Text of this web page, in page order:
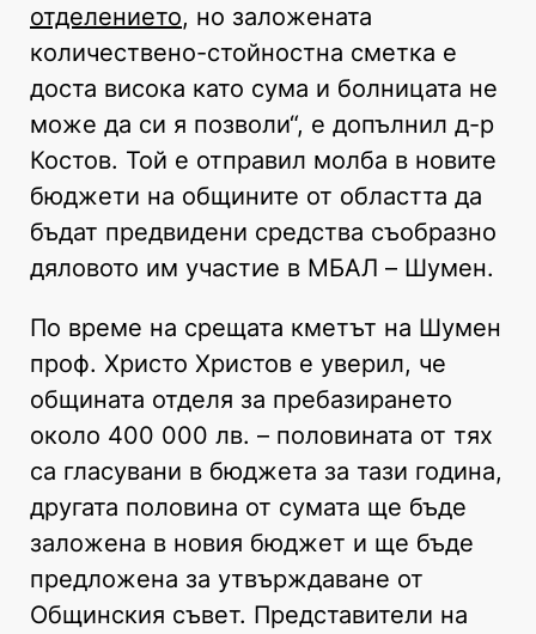
отделението, но заложената
количествено-стойностна сметка е
доста висока като сума и болницата не
може да си я позволи“, е допълнил д-р
Костов. Той е отправил молба в новите
бюджети на общините от областта да
бъдат предвидени средства съобразно
дяловото им участие в МБАЛ – Шумен.
По време на срещата кметът на Шумен
проф. Христо Христов е уверил, че
общината отделя за пребазирането
около 400 000 лв. – половината от тях
са гласувани в бюджета за тази година,
другата половина от сумата ще бъде
заложена в новия бюджет и ще бъде
предложена за утвърждаване от
Общинския съвет. Представители на